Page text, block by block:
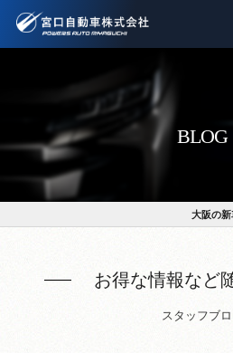
BLOG
大阪の
お得な情報など
スタッフブ